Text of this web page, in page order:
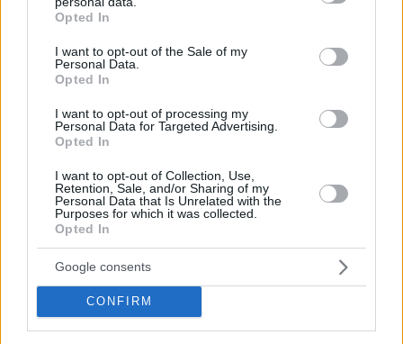
grant or deny consent to Google and its third-party tags to
use your data for below specified purposes in below Google
consent section.
Opted In
I want to opt-out of the Sale of my
Personal Data.
Opted In
I want to opt-out of processing my
Personal Data for Targeted Advertising.
Opted In
I want to opt-out of Collection, Use,
Retention, Sale, and/or Sharing of my
Personal Data that Is Unrelated with the
Purposes for which it was collected.
Opted In
Google consents
CONFIRM
Games
Cut The Rope
ΔΕΙΤΕ ΟΛΑ ΤΑ GAMES